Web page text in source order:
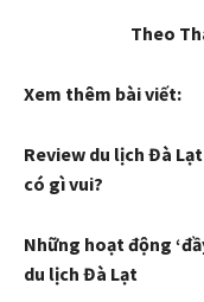
Theo
Xem thêm bài viết:
Review du lịch Đà
có gì vui?
Những hoạt động
du lịch Đà Lạt